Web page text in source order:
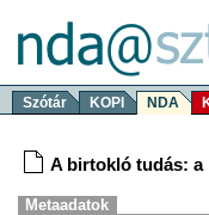
Szótár KOPI NDA
A birtokló tudás: a
Metaadatok